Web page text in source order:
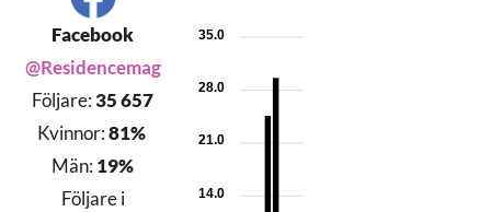
Facebook
@Residencemag
Följare:35 657
Kvinnor:81%
Män: 19%
Följare i
35.0
28.0
21.0
14.0